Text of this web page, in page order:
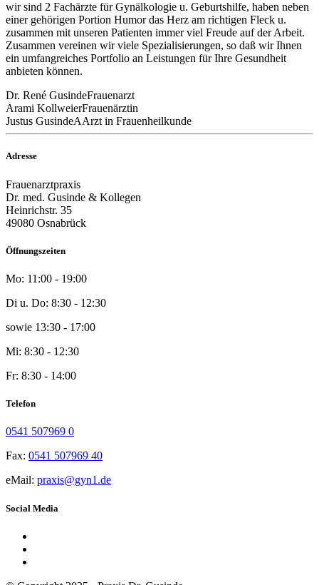
wir sind 2 Fachärzte für Gynälkologie u. Geburtshilfe, haben neben
einer gehörigen Portion Humor das Herz am richtigen Fleck u.
zusammen mit unseren Patienten immer viel Freude auf der Arbeit.
Zusammen vereinen wir viele Spezialisierungen, so daß wir Ihnen
ein umfangreiches Portfolio an Leistungen für Ihre Gesundheit
anbieten können.
Dr. René GusindeFrauenarzt
Arami KollweierFrauenärztin
Justus GusindeAArzt in Frauenheilkunde
Adresse
Frauenarztpraxis
Dr. med. Gusinde & Kollegen
Heinrichstr. 35
49080 Osnabrück
Öffnungszeiten
Mo: 11:00 - 19:00
Di u. Do: 8:30 - 12:30
sowie 13:30 - 17:00
Mi: 8:30 - 12:30
Fr: 8:30 - 14:00
Telefon
0541 507969 0
Fax: 0541 507969 40
eMail: praxis@gyn1.de
Social Media